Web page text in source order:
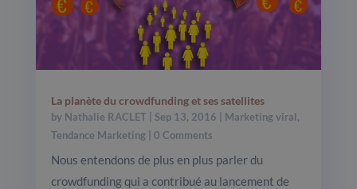
La planète du crowdfunding et ses satellites
by Nathalie RACLET| Sep 13, 2016 Marketing viral,
Tendance Marketing | 0 Comments
Nous entendons de plus en plus parler du
crowdfunding qui a contribué au lancement de